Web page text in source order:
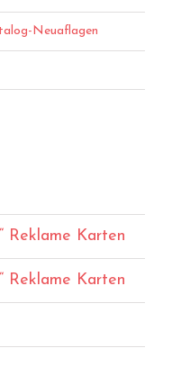
Neuaflagen
Reklame Karten
Reklame Karten